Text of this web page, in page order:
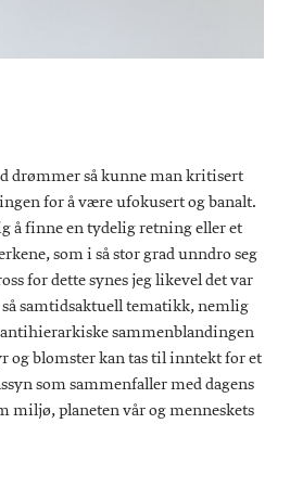
drømmer så kunne man kritisert
for å være ufokusert og banalt.
å finne en tydelig retning eller et
som i så stor grad unndro seg
for dette synes jeg likevel det var
samtidsaktuell tematikk, nemlig
sammenblandingen
og blomster kan tas til inntekt for et
som sammenfaller med dagens
miljø, planeten vår og menneskets